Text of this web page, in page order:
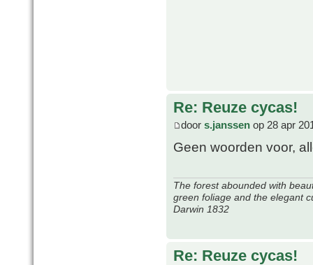
Re: Reuze cycas!
door s.janssen op 28 apr
Geen woorden voor,
The forest abounded with
green foliage and the elegant
Darwin 1832
Re: Reuze cycas!